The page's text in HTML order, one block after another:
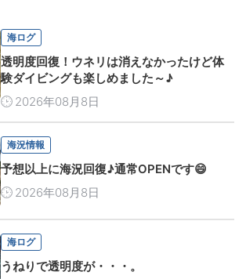
海ログ
透明度回復！ウネリは消えなかったけど体
験ダイビングも楽しめました～♪
2026年08月8日
海況情報
予想以上に海況回復♪通常OPENです😄
2026年08月8日
海ログ
うねりで透明度が・・・。